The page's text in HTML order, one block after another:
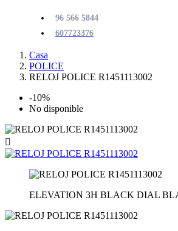
96 566 5844
607723376
Casa
POLICE
RELOJ POLICE R1451113002
-10%
No disponible

ELEVATION 3H BLACK DIAL